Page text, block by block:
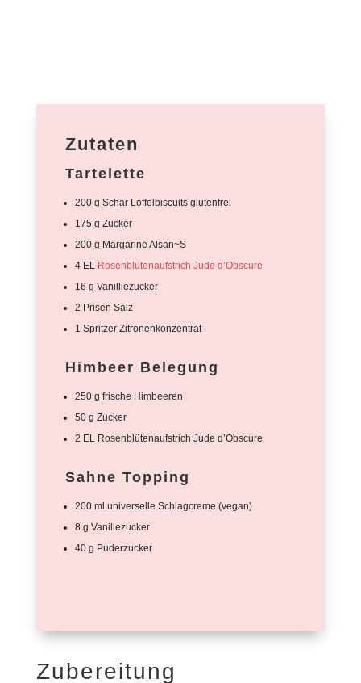
Zutaten
Tartelette
200 g Schär Löffelbiscuits glutenfrei
175 g Zucker
200 g Margarine Alsan~S
4 EL Rosenblütenaufstrich Jude d’Obscure
16 g Vanilliezucker
2 Prisen Salz
1 Spritzer Zitronenkonzentrat
Himbeer Belegung
250 g frische Himbeeren
50 g Zucker
2 EL Rosenblütenaufstrich Jude d’Obscure
Sahne Topping
200 ml universelle Schlagcreme (vegan)
8 g Vanillezucker
40 g Puderzucker
Zubereitung